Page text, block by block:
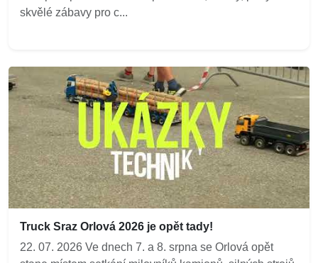
skvělé zábavy pro c...
Truck Sraz Orlová 2026 je opět tady!
22. 07. 2026 Ve dnech 7. a 8. srpna se Orlová opět